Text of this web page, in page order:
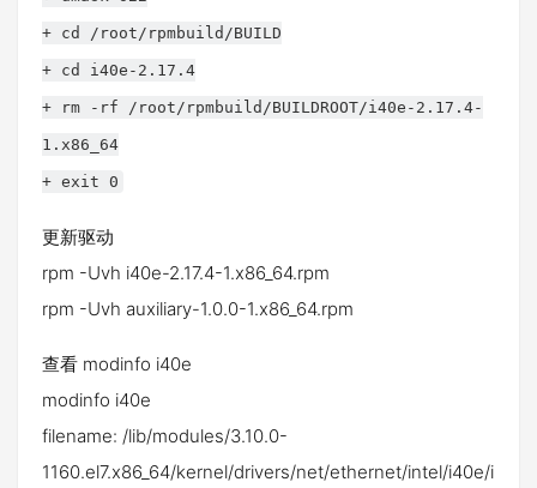
+ cd /root/rpmbuild/BUILD
+ cd i40e-2.17.4
+ rm -rf /root/rpmbuild/BUILDROOT/i40e-2.17.4-
1.x86_64
+ exit 0
更新驱动
rpm -Uvh i40e-2.17.4-1.x86_64.rpm
rpm -Uvh auxiliary-1.0.0-1.x86_64.rpm
查看 modinfo i40e
modinfo i40e
filename: /lib/modules/3.10.0-
1160.el7.x86_64/kernel/drivers/net/ethernet/intel/i40e/i